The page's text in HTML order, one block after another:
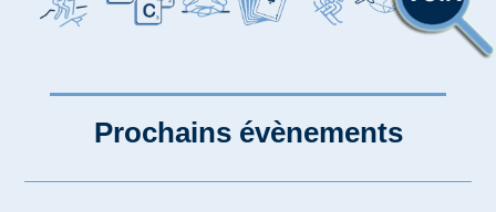
Prochains évènements